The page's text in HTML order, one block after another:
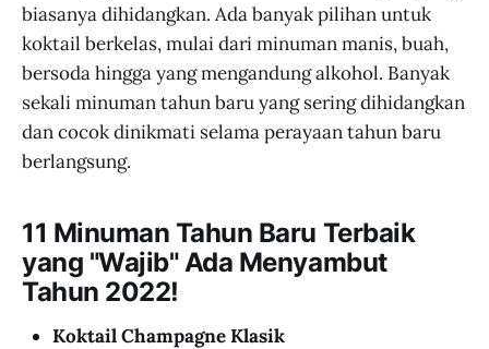
biasanya dihidangkan. Ada banyak pilihan untuk
koktail berkelas, mulai dari minuman manis, buah,
bersoda hingga yang mengandung alkohol. Banyak
sekali minuman tahun baru yang sering dihidangkan
dan cocok dinikmati selama perayaan tahun baru
berlangsung.
11 Minuman Tahun Baru Terbaik
yang "Wajib" Ada Menyambut
Tahun 2022!
Koktail Champagne Klasik